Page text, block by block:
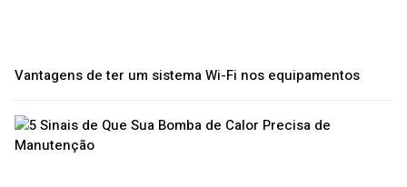
Vantagens de ter um sistema Wi-Fi nos equipamentos